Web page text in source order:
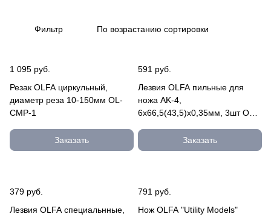
Фильтр По возрастанию сортировки
1 095 руб.
Резак OLFA циркульный,
диаметр реза 10-150мм OL-
CMP-1
Заказать
591 руб.
Лезвия OLFA пильные для
ножа AK-4,
6х66,5(43,5)х0,35мм, 3шт OL-
Заказать
379 руб.
Лезвия OLFA специальнные,
791 руб.
Нож OLFA "Utility Models"